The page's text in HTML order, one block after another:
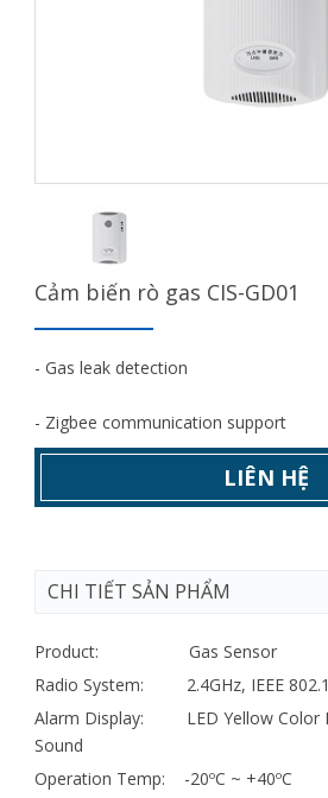
Cảm biến rò gas CIS-GD01
- Gas leak detection
- Zigbee communication support
LIÊN HỆ
CHI TIẾT SẢN PHẨM
Product: Gas Sensor
Radio System: 2.4GHz, IEEE
Alarm Display: LED Yellow Color
Sound
Operation Temp: -20ºC ~ +40ºC